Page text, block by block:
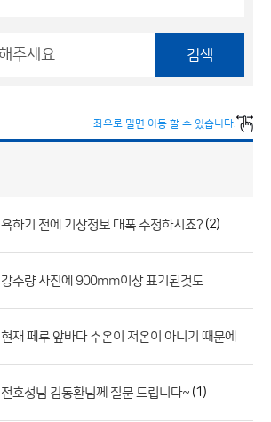
검색
좌우로 밀면 이동 할 수 있습니다.
욕하기 전에 기상정보 대폭 수정하시죠? (2)
강수량 사진에 900mm이상 표기된것도
현재 페루 앞바다 수온이 저온이 아니기 때문에
전호성님 김동환님께 질문 드립니다~ (1)